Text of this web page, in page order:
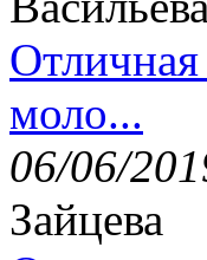
моло...
06/06/
Зайцева